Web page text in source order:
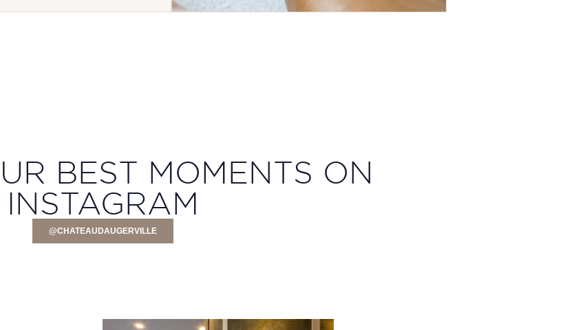
BEST MOMENTS ON
INSTAGRAM
@CHATEAUDAUGERVILLE